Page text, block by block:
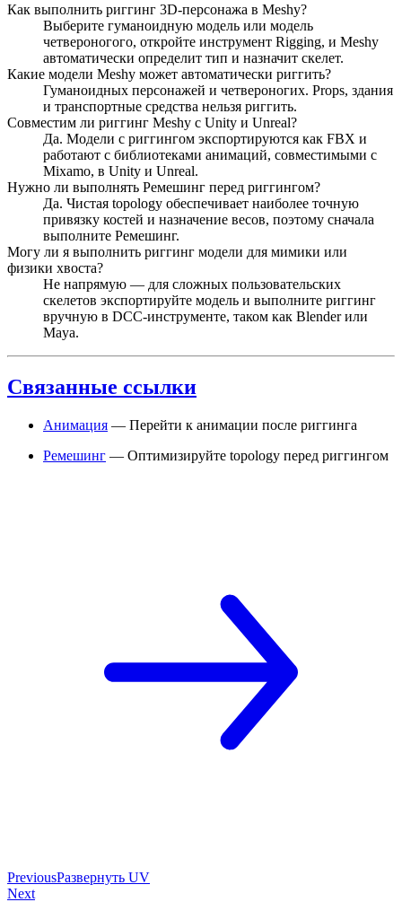
Как выполнить риггинг 3D-персонажа в Meshy?
Выберите гуманоидную модель или модель
четвероногого, откройте инструмент Rigging, и Meshy
автоматически определит тип и назначит скелет.
Какие модели Meshy может автоматически риггить?
Гуманоидных персонажей и четвероногих. Props, здания
и транспортные средства нельзя риггить.
Совместим ли риггинг Meshy с Unity и Unreal?
Да. Модели с риггингом экспортируются как FBX и
работают с библиотеками анимаций, совместимыми с
Mixamo, в Unity и Unreal.
Нужно ли выполнять Ремешинг перед риггингом?
Да. Чистая topology обеспечивает наиболее точную
привязку костей и назначение весов, поэтому сначала
выполните Ремешинг.
Могу ли я выполнить риггинг модели для мимики или
физики хвоста?
Не напрямую — для сложных пользовательских
скелетов экспортируйте модель и выполните риггинг
вручную в DCC-инструменте, таком как Blender или
Maya.
Связанные ссылки
Анимация — Перейти к анимации после риггинга
Ремешинг — Оптимизируйте topology перед риггингом
PreviousРазвернуть UV
Next